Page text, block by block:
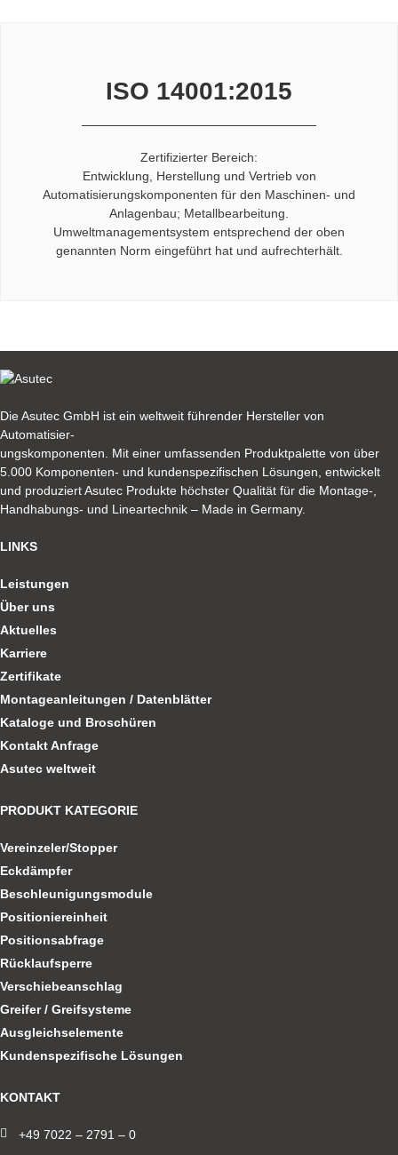
ISO 14001:2015
Zertifizierter Bereich:
Entwicklung, Herstellung und Vertrieb von
Automatisierungskomponenten für den Maschinen- und
Anlagenbau; Metallbearbeitung.
Umweltmanagementsystem entsprechend der oben
genannten Norm eingeführt hat und aufrechterhält.
Die Asutec GmbH ist ein weltweit führender Hersteller von
Automatisier-
ungskomponenten. Mit einer umfassenden Produktpalette von über
5.000 Komponenten- und kundenspezifischen Lösungen, entwickelt
und produziert Asutec Produkte höchster Qualität für die Montage-,
Handhabungs- und Lineartechnik – Made in Germany.
LINKS
Leistungen
Über uns
Aktuelles
Karriere
Zertifikate
Montageanleitungen / Datenblätter
Kataloge und Broschüren
Kontakt Anfrage
Asutec weltweit
PRODUKT KATEGORIE
Vereinzeler/Stopper
Eckdämpfer
Beschleunigungsmodule
Positioniereinheit
Positionsabfrage
Rücklaufsperre
Verschiebeanschlag
Greifer / Greifsysteme
Ausgleichselemente
Kundenspezifische Lösungen
KONTAKT
+49 7022 – 2791 – 0